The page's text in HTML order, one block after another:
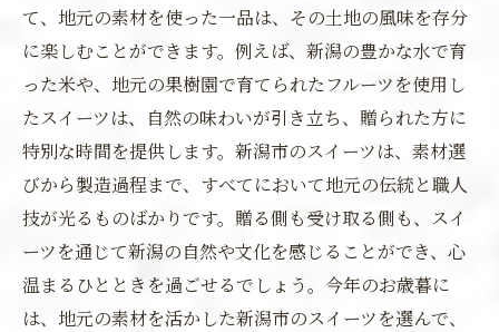
て、地元の素材を使った一品は、その土地の風味を存分
に楽しむことができます。例えば、新潟の豊かな水で育
った米や、地元の果樹園で育てられたフルーツを使用し
たスイーツは、自然の味わいが引き立ち、贈られた方に
特別な時間を提供します。新潟市のスイーツは、素材選
びから製造過程まで、すべてにおいて地元の伝統と職人
技が光るものばかりです。贈る側も受け取る側も、スイ
ーツを通じて新潟の自然や文化を感じることができ、心
温まるひとときを過ごせるでしょう。今年のお歳暮に
は、地元の素材を活かした新潟市のスイーツを選んで、